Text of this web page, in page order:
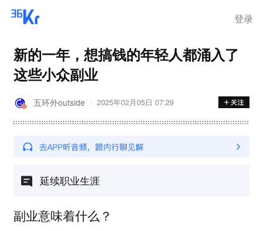
登录
新的一年，想搞钱的年轻人都涌入了
这些小众副业
五环外outside 2025年02月05日 07:29
延续职业生涯
副业意味着什么？‍‍‍‍‍‍‍‍‍‍‍‍‍‍‍‍‍‍‍‍‍‍‍‍‍‍‍‍‍‍‍‍‍‍‍‍‍‍‍‍‍‍‍‍‍‍‍‍‍